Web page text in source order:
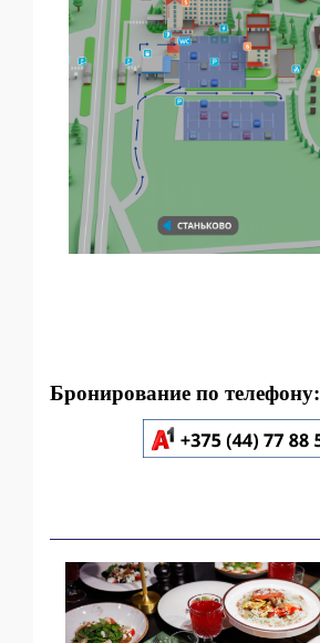
Бронирование по телефону: